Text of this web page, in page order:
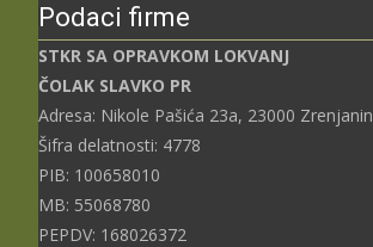
Podaci firme
STKR SA OPRAVKOM LOKVANJ
ČOLAK SLAVKO PR
Adresa: Nikole Pašića 23a, 23000 Zrenjanin
Šifra delatnosti: 4778
PIB: 100658010
MB: 55068780
PEPDV: 168026372